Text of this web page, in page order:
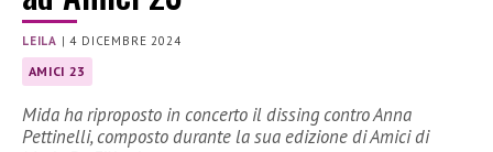
LEILA |4 DICEMBRE 2024
AMICI 23
Mida ha riproposto in concerto il dissing contro Anna
Pettinelli, composto durante la sua edizione di Amici di